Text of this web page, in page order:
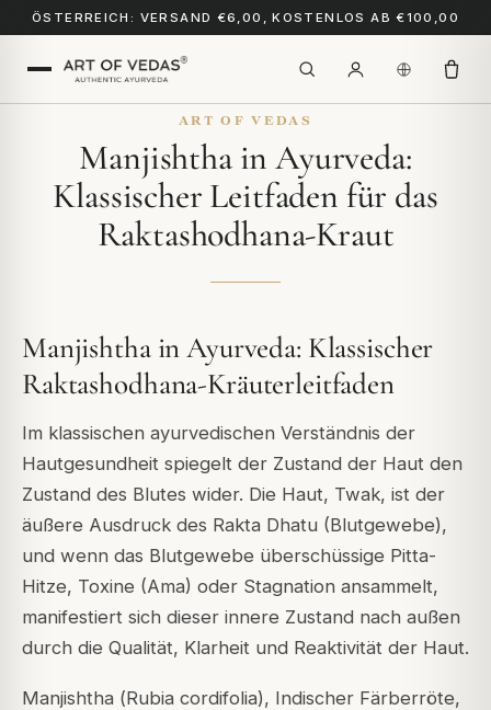
ÖSTERREICH: VERSAND €6,00, KOSTENLOS AB €100,00
ART OF VEDAS
Manjishtha in Ayurveda:
Klassischer Leitfaden für das
Raktashodhana-Kraut
Manjishtha in Ayurveda: Klassischer
Raktashodhana-Kräuterleitfaden
Im klassischen ayurvedischen Verständnis der
Hautgesundheit spiegelt der Zustand der Haut den
Zustand des Blutes wider. Die Haut, Twak, ist der
äußere Ausdruck des Rakta Dhatu (Blutgewebe),
und wenn das Blutgewebe überschüssige Pitta-
Hitze, Toxine (Ama) oder Stagnation ansammelt,
manifestiert sich dieser innere Zustand nach außen
durch die Qualität, Klarheit und Reaktivität der Haut.
Manjishtha (Rubia cordifolia), Indischer Färberröte,